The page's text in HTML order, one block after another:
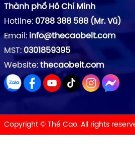
Thành phố Hồ Chí Minh
Hotline: 0788 388 588 (Mr. Vũ)
Email: info@thecaobelt.com
MST: 0301859395
Website: thecaobelt.com
Copyright © Thế Cao. All rights